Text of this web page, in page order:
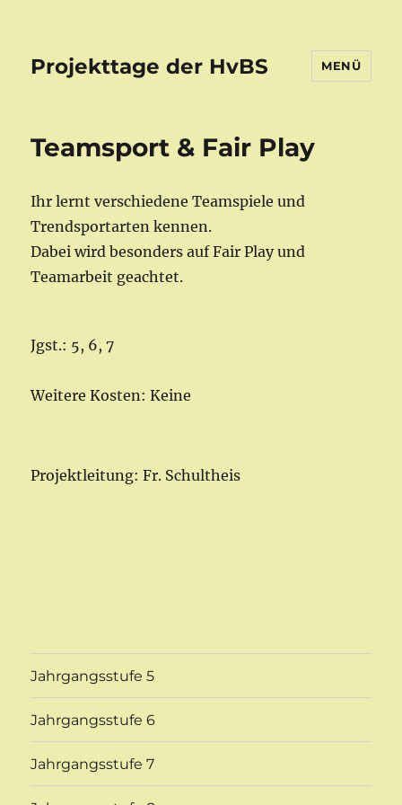
Projekttage der HvBS MENÜ
Teamsport & Fair Play
Ihr lernt verschiedene Teamspiele und
Trendsportarten kennen.
Dabei wird besonders auf Fair Play und
Teamarbeit geachtet.
Jgst.: 5, 6, 7
Weitere Kosten: Keine
Projektleitung: Fr. Schultheis
Jahrgangsstufe 5
Jahrgangsstufe 6
Jahrgangsstufe 7